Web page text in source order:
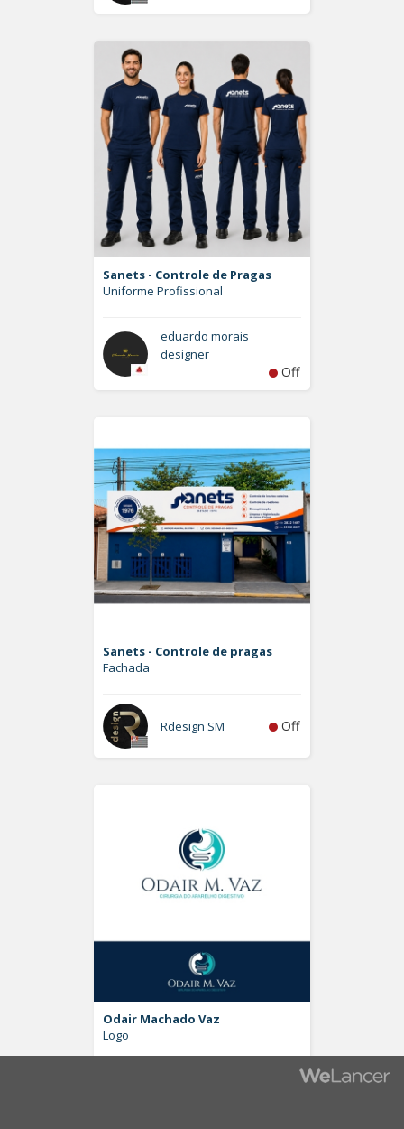
Sanets - Controle de Pragas
Uniforme Profissional
eduardo morais
designer
Off
Sanets - Controle de pragas
Fachada
Rdesign SM Off
Odair Machado Vaz
Logo